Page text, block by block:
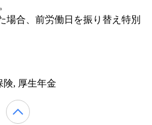
場合、前労働日を振り替え特別
険, 厚生年金